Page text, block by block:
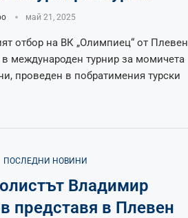
май 21, 2025
отбор на ВК „Олимпиец“ от Плевен
в международен турнир за момичета
проведен в побратимения турски
ПОСЛЕДНИ НОВИНИ
Владимир
представя в Плевен